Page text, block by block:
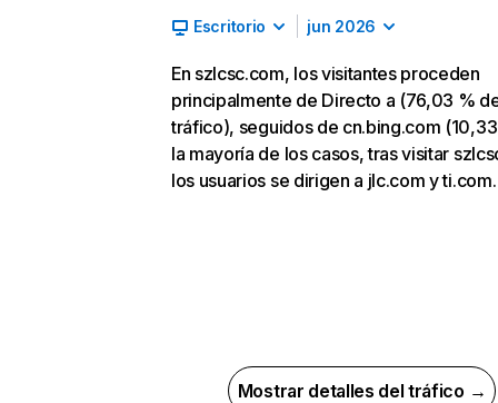
Escritorio jun 2026
En szlcsc.com, los visitantes proceden
principalmente de Directo a (76,03 %
tráfico), seguidos de cn.bing.com (10,33
la mayoría de los casos, tras visitar
los usuarios se dirigen a jlc.com y ti.com.
Mostrar detalles del tráfico →